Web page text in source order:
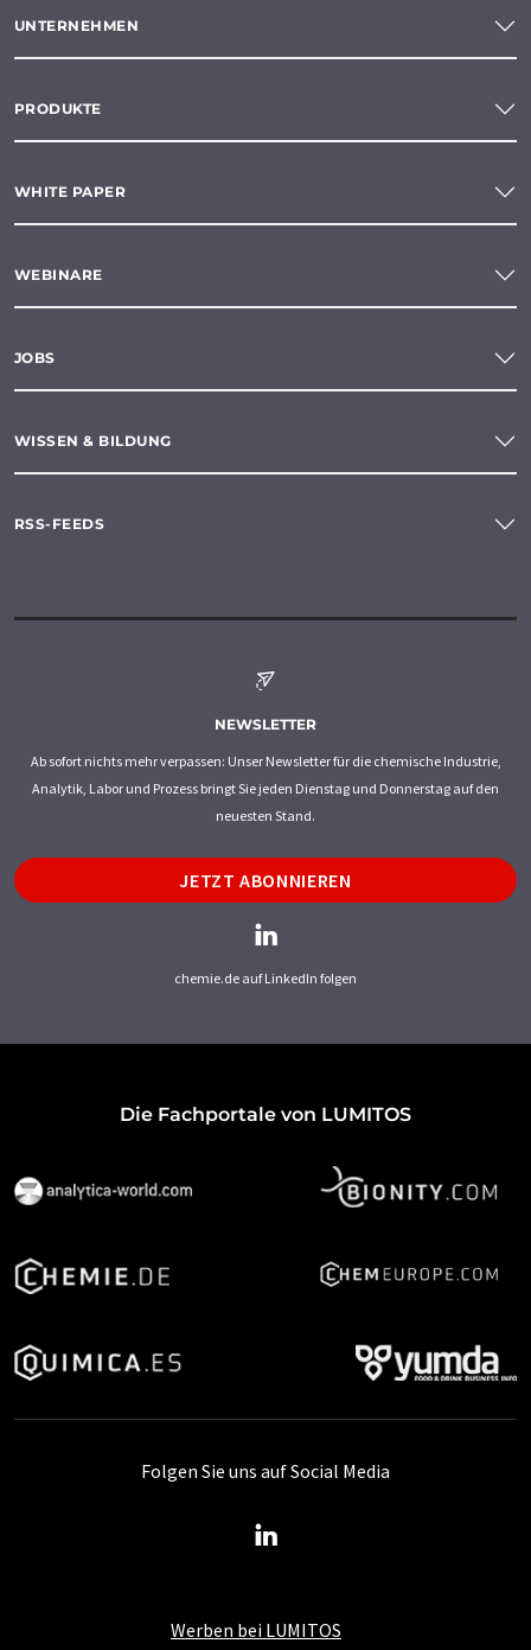
UNTERNEHMEN
PRODUKTE
WHITE PAPER
WEBINARE
JOBS
WISSEN & BILDUNG
RSS-FEEDS
NEWSLETTER
Ab sofort nichts mehr verpassen: Unser Newsletter für die chemische Industrie,
Analytik, Labor und Prozess bringt Sie jeden Dienstag und Donnerstag auf den
neuesten Stand.
JETZT ABONNIEREN
chemie.de auf LinkedIn folgen
Die Fachportale von LUMITOS
Werben bei LUMITOS
Folgen Sie uns auf Social Media